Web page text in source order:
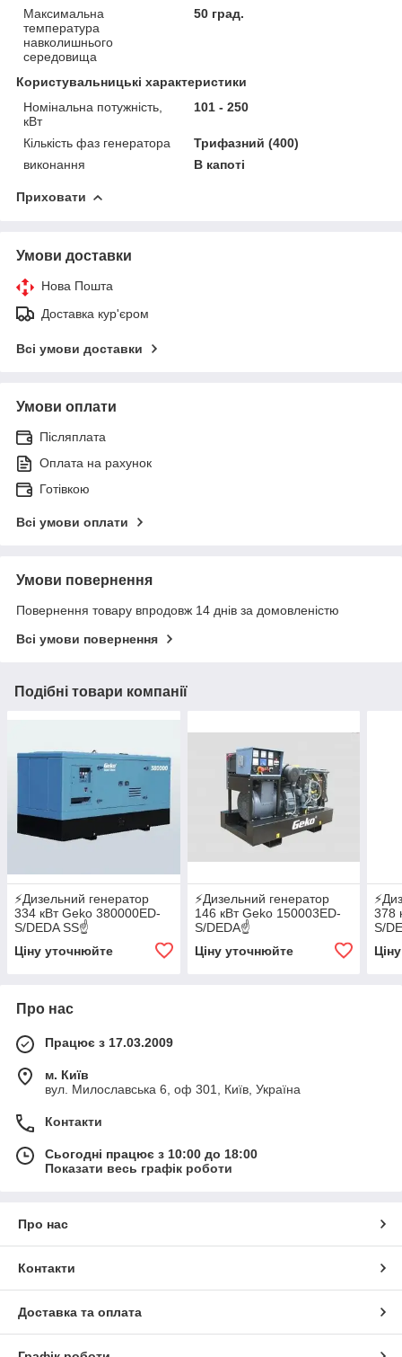
Максимальна
температура
навколишнього
середовища
50 град.
Користувальницькі характеристики
Номінальна потужність,
кВт
101 - 250
Кількість фаз генератора
Трифазний (400)
виконання
В капоті
Приховати
Умови доставки
Нова Пошта
Доставка кур'єром
Всі умови доставки
Умови оплати
Післяплата
Оплата на рахунок
Готівкою
Всі умови оплати
Умови повернення
Повернення товару впродовж 14 днів за домовленістю
Всі умови повернення
Подібні товари компанії
⚡️Дизельний генератор
334 кВт Geko 380000ED-
S/DEDA SS☝
Ціну уточнюйте
⚡️Дизельний генератор
146 кВт Geko 150003ED-
S/DEDA☝
Ціну уточнюйте
378
S/
Про нас
Працює з 17.03.2009
м. Київ
вул. Милославська 6, оф 301, Київ, Україна
Контакти
Сьогодні працює з 10:00 до 18:00
Показати весь графік роботи
Про нас
Контакти
Доставка та оплата